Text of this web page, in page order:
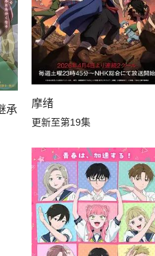
人，不知为何对我宠爱有加
摩绪
更新至第19集